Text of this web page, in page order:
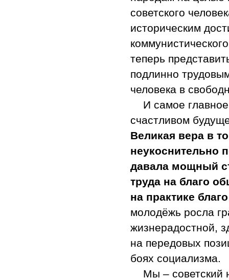
советского
историческим
теперь
подлинно
человека в
И самое
счастливом
Великая вера в
неукоснительно
давала мощный
труда на благо
на практике
молодёжь росла
жизнерадостной,
на передовых
боях социализма.
Мы – советский